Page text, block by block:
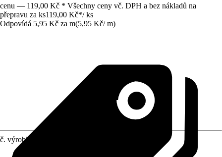
cenu — 119,00 Kč * Všechny ceny vč. DPH a bez nákladů na
přepravu za ks119,00 Kč*/ ks
Odpovídá 5,95 Kč za m(5,95 Kč/ m)
č. výrobku